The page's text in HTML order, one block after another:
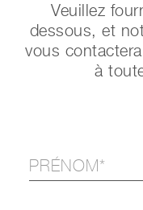
Veuillez
dessous, et
vous
à